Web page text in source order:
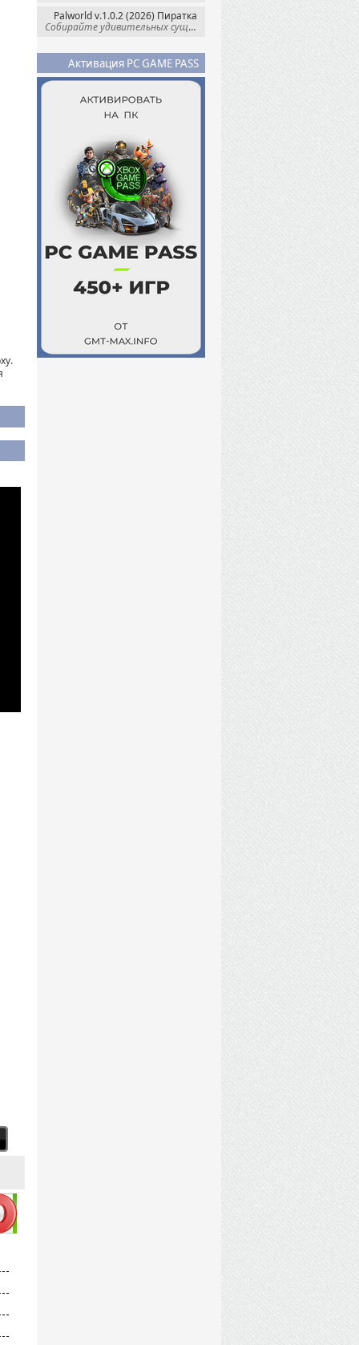
Palworld v.1.0.2 (2026) Пиратка
Собирайте удивительных существ — Палов —
Активация PC GAME PASS